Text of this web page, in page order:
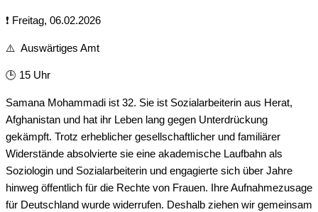
❗ Freitag, 06.02.2026
⚠️ Auswärtiges Amt
🕒 15 Uhr
Samana Mohammadi ist 32. Sie ist Sozialarbeiterin aus Herat,
Afghanistan und hat ihr Leben lang gegen Unterdrückung
gekämpft. Trotz erheblicher gesellschaftlicher und familiärer
Widerstände absolvierte sie eine akademische Laufbahn als
Soziologin und Sozialarbeiterin und engagierte sich über Jahre
hinweg öffentlich für die Rechte von Frauen. Ihre Aufnahmezusage
für Deutschland wurde widerrufen. Deshalb ziehen wir gemeinsam